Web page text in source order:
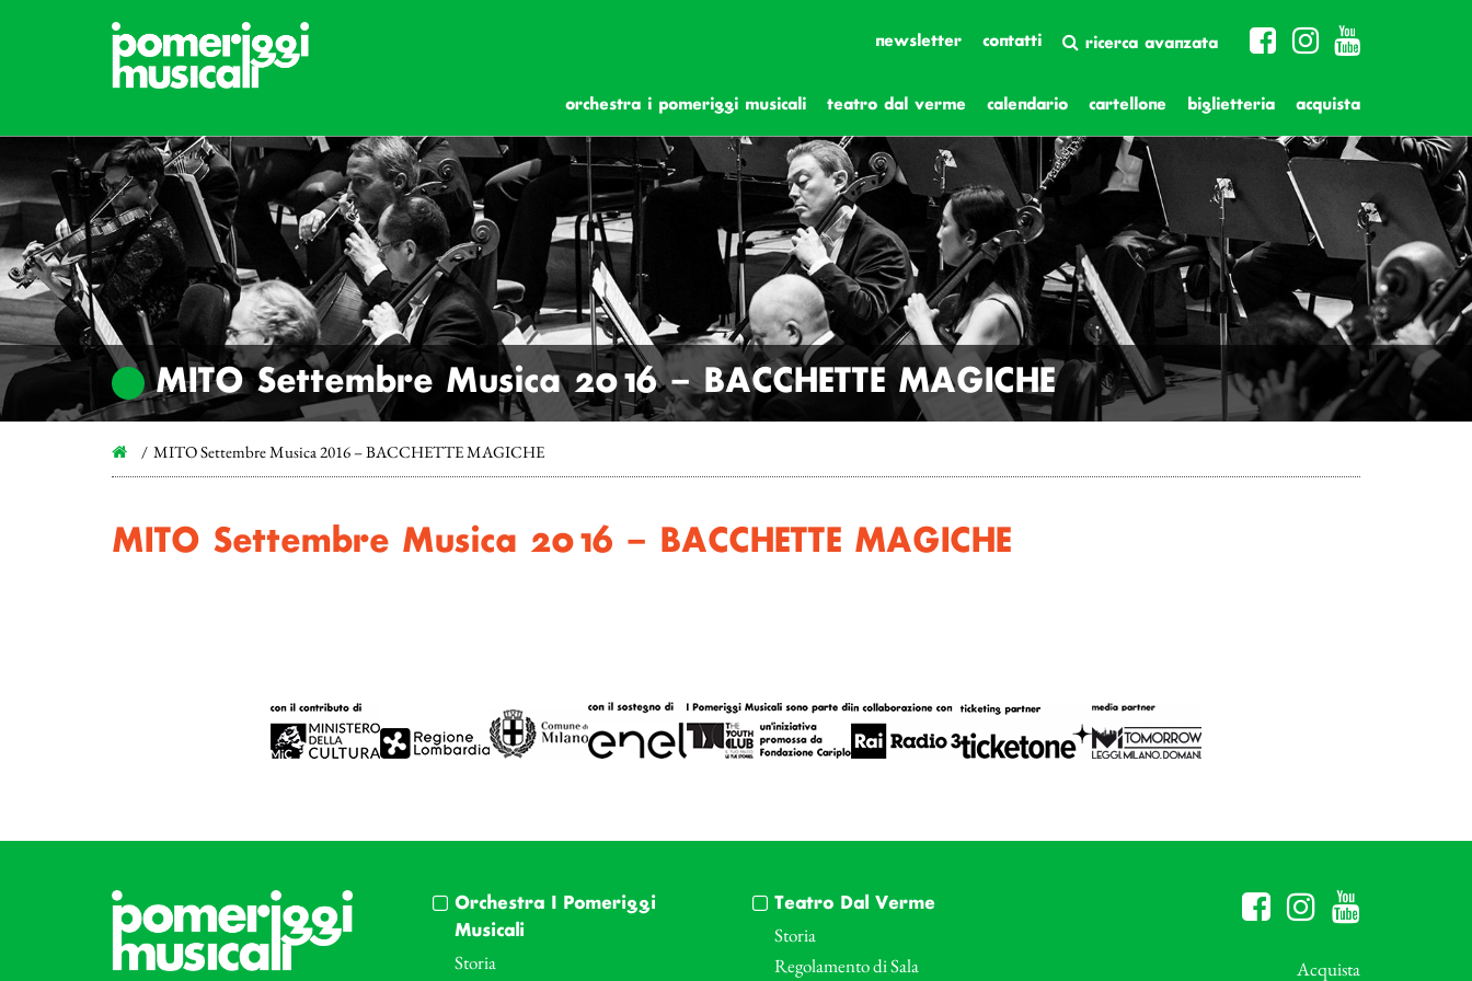
newsletter contatti ricerca avanzata
orchestra i pomeriggi musicali teatro dal verme calendario cartellone biglietteria acquista
MITO Settembre Musica 2016 – BACCHETTE MAGICHE
MITO Settembre Musica 2016 – BACCHETTE MAGICHE
MITO Settembre Musica 2016 – BACCHETTE MAGICHE
Orchestra I Pomeriggi
Musicali
Storia
Teatro Dal Verme
Storia
Regolamento di Sala
Acquista